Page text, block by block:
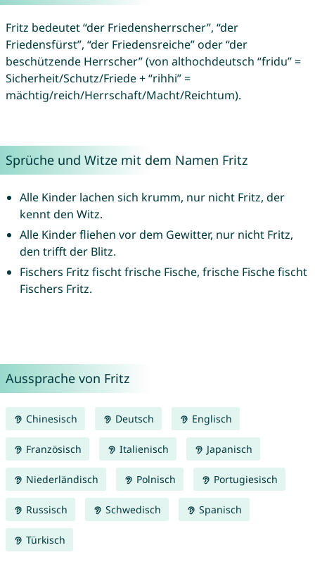
Fritz bedeutet “der Friedensherrscher”, “der
Friedensfürst”, “der Friedensreiche” oder “der
beschützende Herrscher” (von althochdeutsch “fridu” =
Sicherheit/Schutz/Friede + “rihhi” =
mächtig/reich/Herrschaft/Macht/Reichtum).
Sprüche und Witze mit dem Namen Fritz
Alle Kinder lachen sich krumm, nur nicht Fritz, der
kennt den Witz.
Alle Kinder fliehen vor dem Gewitter, nur nicht Fritz,
den trifft der Blitz.
Fischers Fritz fischt frische Fische, frische Fische fischt
Fischers Fritz.
Aussprache von Fritz
Chinesisch Deutsch Englisch
Französisch Italienisch Japanisch
Niederländisch Polnisch Portugiesisch
Russisch Schwedisch Spanisch
Türkisch